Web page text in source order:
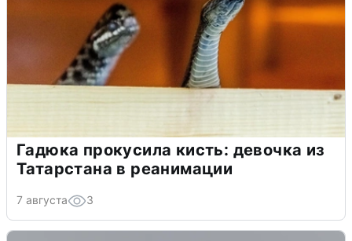
Гадюка прокусила кисть: девочка из
Татарстана в реанимации
7 августа 3